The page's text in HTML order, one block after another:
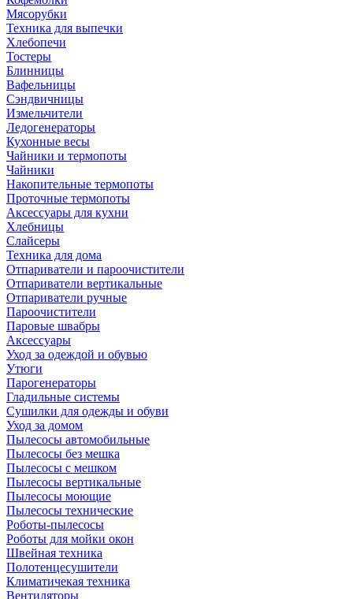
Мясорубки
Техника для выпечки
Хлебопечи
Тостеры
Блинницы
Вафельницы
Сэндвичницы
Измельчители
Ледогенераторы
Кухонные весы
Чайники и термопоты
Чайники
Накопительные термопоты
Проточные термопоты
Аксессуары для кухни
Хлебницы
Слайсеры
Техника для дома
Отпариватели и пароочистители
Отпариватели вертикальные
Отпариватели ручные
Пароочистители
Паровые швабры
Аксессуары
Уход за одеждой и обувью
Утюги
Парогенераторы
Гладильные системы
Сушилки для одежды и обуви
Уход за домом
Пылесосы автомобильные
Пылесосы без мешка
Пылесосы с мешком
Пылесосы вертикальные
Пылесосы моющие
Пылесосы технические
Роботы-пылесосы
Роботы для мойки окон
Швейная техника
Полотенцесушители
Климатичекая техника
Вентиляторы